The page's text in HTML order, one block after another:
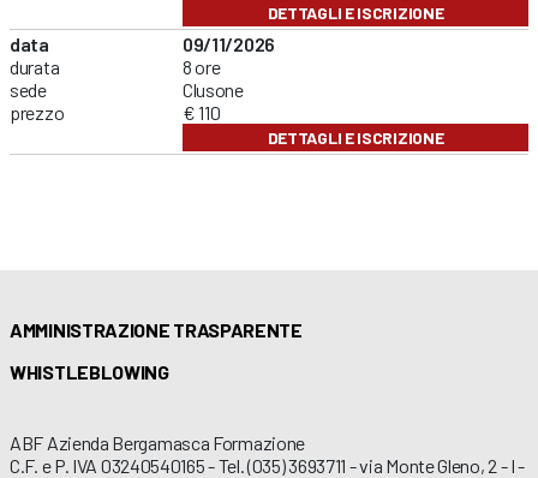
DETTAGLI E ISCRIZIONE
data
durata
sede
prezzo
09/11/2026
8 ore
Clusone
€ 110
DETTAGLI E ISCRIZIONE
AMMINISTRAZIONE TRASPARENTE
WHISTLEBLOWING
ABF Azienda Bergamasca Formazione
C.F. e P. IVA 03240540165 - Tel. (035) 3693711 - via Monte Gleno, 2 - I -